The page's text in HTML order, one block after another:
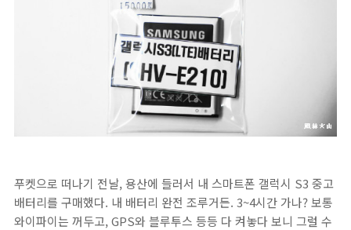
푸켓으로 떠나기 전날, 용산에 들러서 내 스마트폰 갤럭시 S3 중고
배터리를 구매했다. 내 배터리 완전 조루거든. 3~4시간 가나? 보통
와이파이는 꺼두고, GPS와 블루투스 등등 다 켜놓다 보니 그럴 수